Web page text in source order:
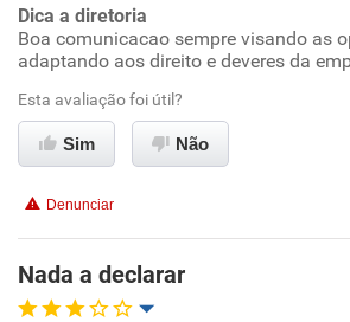
Benefícios
Recomenda esta empresa
Recomenda a diretoria
Dica a diretoria
Boa comunicacao sempre visando as
adaptando aos direito e deveres da
Esta avaliação foi útil?
Sim Não
Denunciar
Nada a declarar